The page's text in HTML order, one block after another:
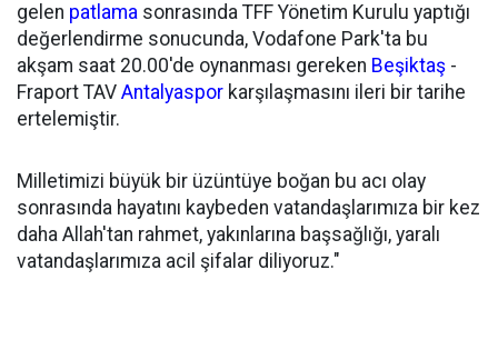
gelen patlama sonrasında TFF Yönetim Kurulu yaptığı
değerlendirme sonucunda, Vodafone Park'ta bu
akşam saat 20.00'de oynanması gereken Beşiktaş -
Fraport TAV Antalyaspor karşılaşmasını ileri bir tarihe
ertelemiştir.
Milletimizi büyük bir üzüntüye boğan bu acı olay
sonrasında hayatını kaybeden vatandaşlarımıza bir kez
daha Allah'tan rahmet, yakınlarına başsağlığı, yaralı
vatandaşlarımıza acil şifalar diliyoruz."